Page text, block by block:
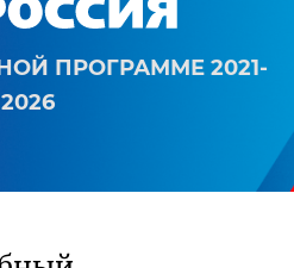
ПРОГРАММЕ 2021-
2026